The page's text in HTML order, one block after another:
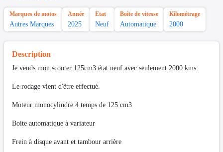
Marques de motos
Autres Marques
Année
2025
Etat
Neuf
Boîte de vitesse
Automatique
Kilométrage
2000
Description
Je vends mon scooter 125cm3 état neuf avec seulement 2000 kms.
Le rodage vient d'être effectué.
Moteur monocylindre 4 temps de 125 cm3
Boite automatique à variateur
Frein à disque avant et tambour arrière